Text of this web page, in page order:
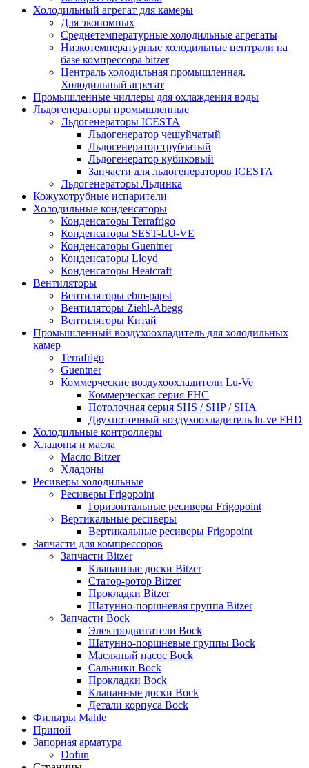
Холодильный агрегат для камеры
Для экономных
Среднетемпературные холодильные агрегаты
Низкотемпературные холодильные централи на
базе компрессора bitzer
Централь холодильная промышленная.
Холодильный агрегат
Промышленные чиллеры для охлаждения воды
Льдогенераторы промышленные
Льдогенераторы ICESTA
Льдогенератор чешуйчатый
Льдогенератор трубчатый
Льдогенератор кубиковый
Запчасти для льдогенераторов ICESTA
Льдогенераторы Льдинка
Кожухотрубные испарители
Холодильные конденсаторы
Конденсаторы Terrafrigo
Конденсаторы SEST-LU-VE
Конденсаторы Guentner
Конденсаторы Lloyd
Конденсаторы Heatcraft
Вентиляторы
Вентиляторы ebm-papst
Вентиляторы Ziehl-Abegg
Вентиляторы Китай
Промышленный воздухоохладитель для холодильных
камер
Terrafrigo
Guentner
Коммерческие воздухоохладители Lu-Ve
Коммерческая серия FHC
Потолочная серия SHS / SHP / SHA
Двухпоточный воздухоохладитель lu-ve FHD
Холодильные контроллеры
Хладоны и масла
Масло Bitzer
Хладоны
Ресиверы холодильные
Ресиверы Frigopoint
Горизонтальные ресиверы Frigopoint
Вертикальные ресиверы
Вертикальные ресиверы Frigopoint
Запчасти для компрессоров
Запчасти Bitzer
Клапанные доски Bitzer
Статор-ротор Bitzer
Прокладки Bitzer
Шатунно-поршневая группа Bitzer
Запчасти Bock
Электродвигатели Bock
Шатунно-поршневые группы Bock
Масляный насос Bock
Сальники Bock
Прокладки Bock
Клапанные доски Bock
Детали корпуса Bock
Фильтры Mahle
Припой
Запорная арматура
Dofun